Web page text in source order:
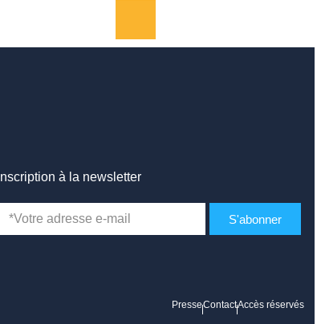
Inscription à la newsletter
S'abonner
PresseContactAccès réservés